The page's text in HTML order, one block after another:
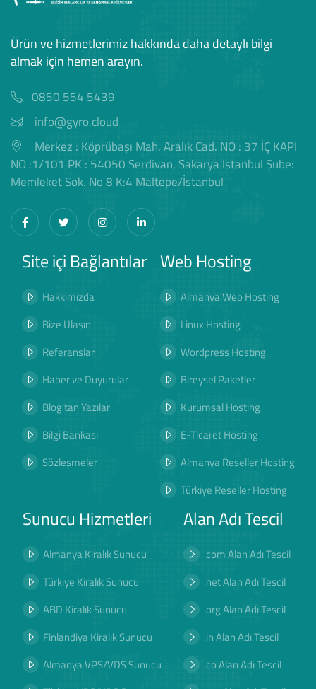
Ürün ve hizmetlerimiz hakkında daha detaylı bilgi
almak için hemen arayın.
0850 554 5439
info@gyro.cloud
Merkez : Köprübaşı Mah. Aralık Cad. NO : 37 İÇ KAPI
NO :1/101 PK : 54050 Serdivan, Sakarya İstanbul Şube:
Memleket Sok. No 8 K:4 Maltepe/İstanbul
Site içi Bağlantılar
Hakkımızda
Bize Ulaşın
Referanslar
Haber ve Duyurular
Blog'tan Yazılar
Bilgi Bankası
Sözleşmeler
Web Hosting
Almanya Web Hosting
Linux Hosting
Wordpress Hosting
Bireysel Paketler
Kurumsal Hosting
E-Ticaret Hosting
Almanya Reseller Hosting
Türkiye Reseller Hosting
Sunucu Hizmetleri
Almanya Kiralık Sunucu
Türkiye Kiralık Sunucu
ABD Kiralık Sunucu
Finlandiya Kiralık Sunucu
Almanya VPS/VDS Sunucu
Alan Adı Tescil
.com Alan Adı Tescil
.net Alan Adı Tescil
.org Alan Adı Tescil
.in Alan Adı Tescil
.co Alan Adı Tescil